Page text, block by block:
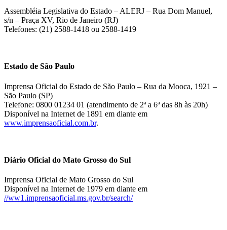
Assembléia Legislativa do Estado – ALERJ – Rua Dom Manuel,
s/n – Praça XV, Rio de Janeiro (RJ)
Telefones: (21) 2588-1418 ou 2588-1419
Estado de São Paulo
Imprensa Oficial do Estado de São Paulo – Rua da Mooca, 1921 –
São Paulo (SP)
Telefone: 0800 01234 01 (atendimento de 2ª a 6ª das 8h às 20h)
Disponível na Internet de 1891 em diante em
www.imprensaoficial.com.br.
Diário Oficial do Mato Grosso do Sul
Imprensa Oficial de Mato Grosso do Sul
Disponível na Internet de 1979 em diante em
//ww1.imprensaoficial.ms.gov.br/search/